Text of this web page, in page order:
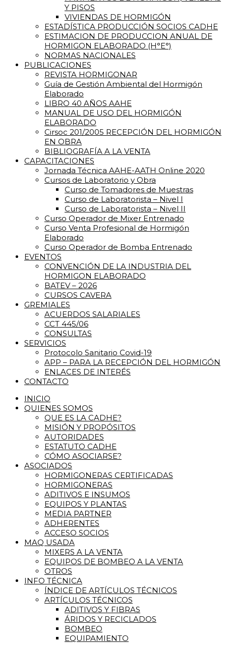
Y PISOS
VIVIENDAS DE HORMIGÓN
ESTADÍSTICA PRODUCCIÓN SOCIOS CADHE
ESTIMACION DE PRODUCCION ANUAL DE
HORMIGON ELABORADO (H°E°)
NORMAS NACIONALES
PUBLICACIONES
REVISTA HORMIGONAR
Guía de Gestión Ambiental del Hormigón
Elaborado
LIBRO 40 AÑOS AAHE
MANUAL DE USO DEL HORMIGÓN
ELABORADO
Cirsoc 201/2005 RECEPCIÓN DEL HORMIGÓN
EN OBRA
BIBLIOGRAFÍA A LA VENTA
CAPACITACIONES
Jornada Técnica AAHE-AATH Online 2020
Cursos de Laboratorio y Obra
Curso de Tomadores de Muestras
Curso de Laboratorista – Nivel I
Curso de Laboratorista – Nivel II
Curso Operador de Mixer Entrenado
Curso Venta Profesional de Hormigón
Elaborado
Curso Operador de Bomba Entrenado
EVENTOS
CONVENCIÓN DE LA INDUSTRIA DEL
HORMIGON ELABORADO
BATEV – 2026
CURSOS CAVERA
GREMIALES
ACUERDOS SALARIALES
CCT 445/06
CONSULTAS
SERVICIOS
Protocolo Sanitario Covid-19
APP – PARA LA RECEPCIÓN DEL HORMIGÓN
ENLACES DE INTERÉS
CONTACTO
INICIO
QUIENES SOMOS
QUE ES LA CADHE?
MISIÓN Y PROPÓSITOS
AUTORIDADES
ESTATUTO CADHE
CÓMO ASOCIARSE?
ASOCIADOS
HORMIGONERAS CERTIFICADAS
HORMIGONERAS
ADITIVOS E INSUMOS
EQUIPOS Y PLANTAS
MEDIA PARTNER
ADHERENTES
ACCESO SOCIOS
MAQ USADA
MIXERS A LA VENTA
EQUIPOS DE BOMBEO A LA VENTA
OTROS
INFO TÉCNICA
ÍNDICE DE ARTÍCULOS TÉCNICOS
ARTÍCULOS TÉCNICOS
ADITIVOS Y FIBRAS
ÁRIDOS Y RECICLADOS
BOMBEO
EQUIPAMIENTO